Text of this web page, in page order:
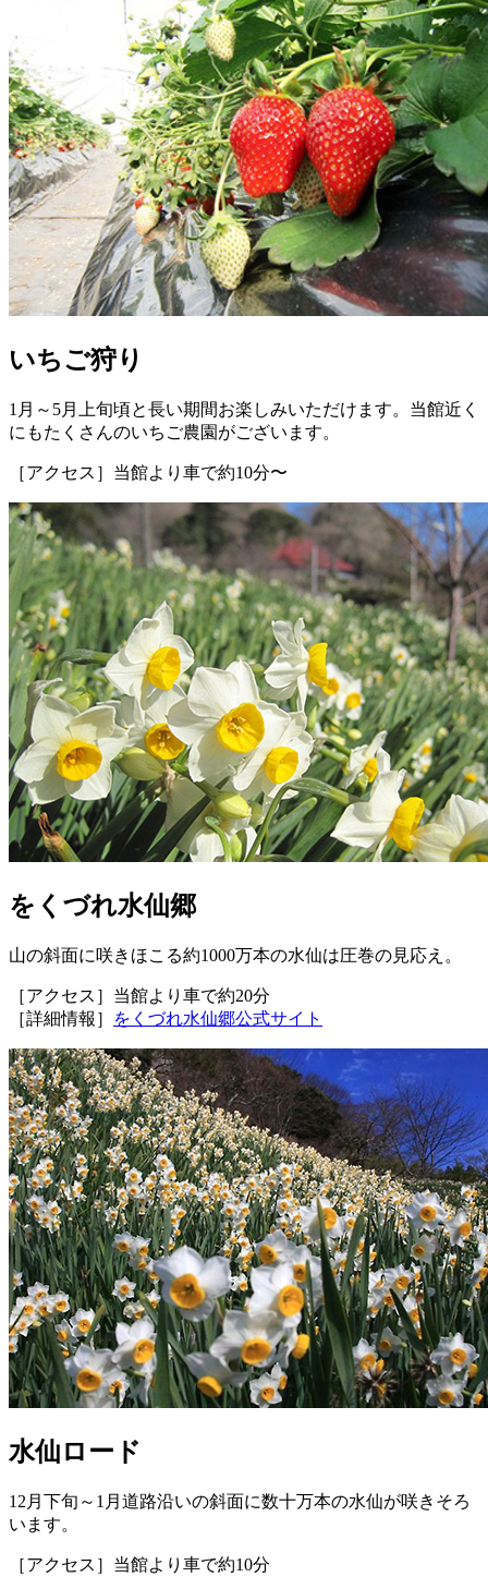
いちご狩り
1月～5月上旬頃と長い期間お楽しみいただけます。当館近く
にもたくさんのいちご農園がございます。
［アクセス］当館より車で約10分〜
をくづれ水仙郷
山の斜面に咲きほこる約1000万本の水仙は圧巻の見応え。
［アクセス］当館より車で約20分
［詳細情報］
をくづれ水仙郷公式サイト
水仙ロード
12月下旬～1月道路沿いの斜面に数十万本の水仙が咲きそろ
います。
［アクセス］当館より車で約10分